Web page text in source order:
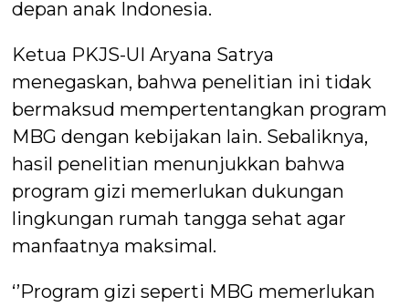
depan anak Indonesia.
Ketua PKJS-UI Aryana Satrya
menegaskan, bahwa penelitian ini tidak
bermaksud mempertentangkan program
MBG dengan kebijakan lain. Sebaliknya,
hasil penelitian menunjukkan bahwa
program gizi memerlukan dukungan
lingkungan rumah tangga sehat agar
manfaatnya maksimal.
‘’Program gizi seperti MBG memerlukan